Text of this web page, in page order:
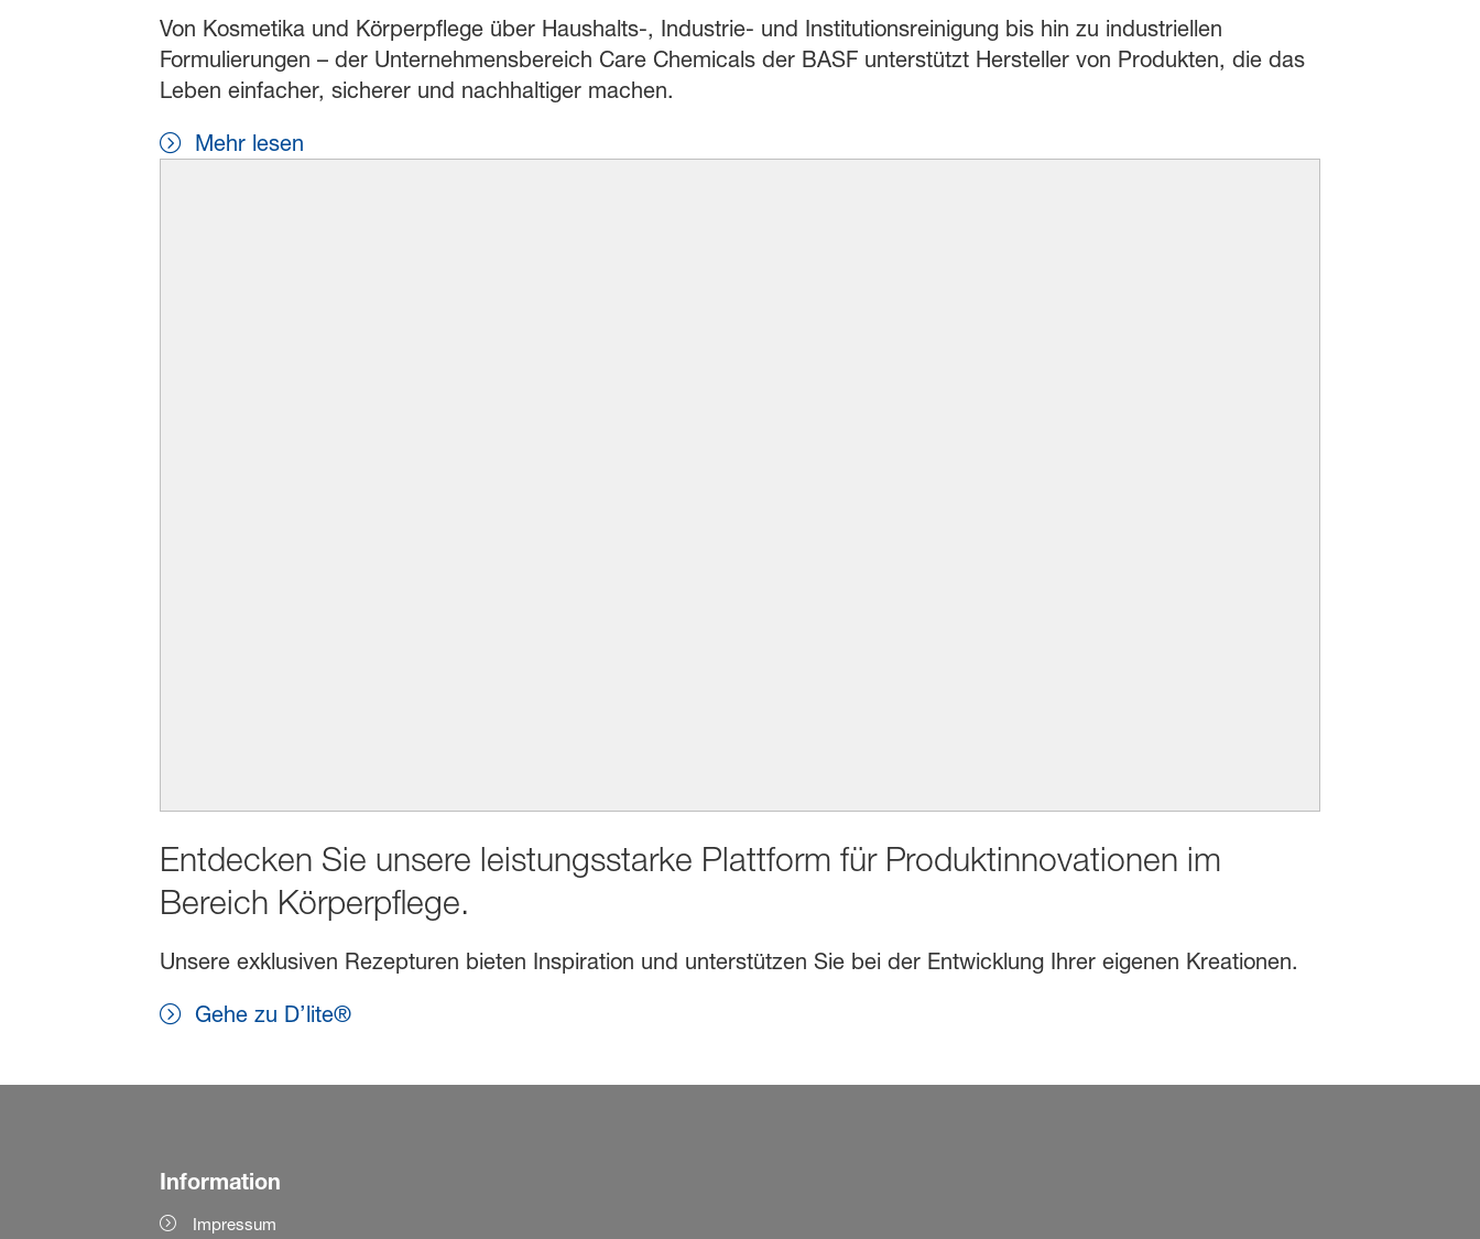
Von Kosmetika und Körperpflege über Haushalts-, Industrie- und Institutionsreinigung bis hin zu industriellen
Formulierungen – der Unternehmensbereich Care Chemicals der BASF unterstützt Hersteller von Produkten, die das
Leben einfacher, sicherer und nachhaltiger machen.
Mehr lesen
Entdecken Sie unsere leistungsstarke Plattform für Produktinnovationen im
Bereich Körperpflege.
Unsere exklusiven Rezepturen bieten Inspiration und unterstützen Sie bei der Entwicklung Ihrer eigenen Kreationen.
Gehe zu D’lite®
Information
Impressum